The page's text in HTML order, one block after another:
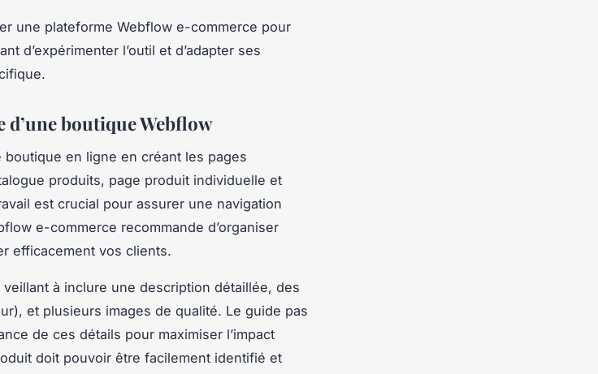
une plateforme Webflow e-commerce pour
d’expérimenter l’outil et d’adapter ses
d’une boutique Webflow
en ligne en créant les pages
produits, page produit individuelle et
est crucial pour assurer une navigation
e-commerce recommande d’organiser
efficacement vos clients.
à inclure une description détaillée, des
et plusieurs images de qualité. Le guide pas
de ces détails pour maximiser l’impact
doit pouvoir être facilement identifié et